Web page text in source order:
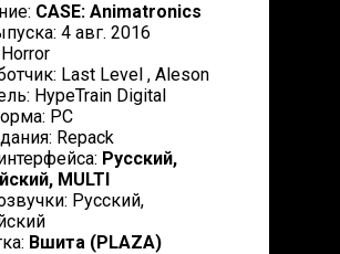
CASE: Animatronics
4 авг. 2016
Last Level , Aleson
HypeTrain Digital
PC
Repack
Русский,
MULTI
Русский,
Вшита (PLAZA)